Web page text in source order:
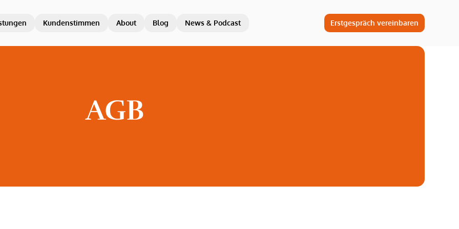
Kundenstimmen About Blog News & Podcast Erstgespräch vereinbaren
AGB